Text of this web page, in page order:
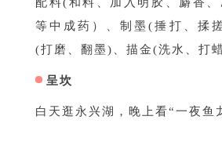
配料(和料、加入明胶、麝香
等中成药）、制墨(捶打、揉
(打磨、翻墨)、描金(洗水、打
呈坎
白天逛永兴湖，晚上看“一夜鱼